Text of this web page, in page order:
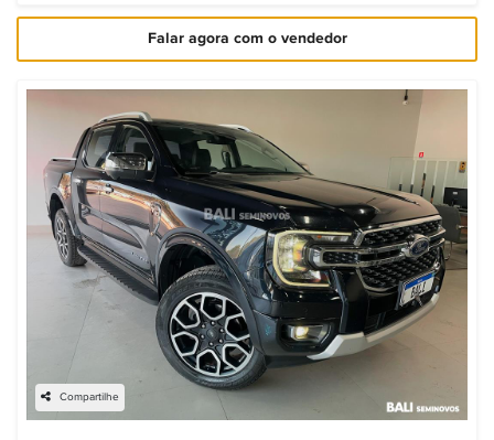
Falar agora com o vendedor
Compartilhe